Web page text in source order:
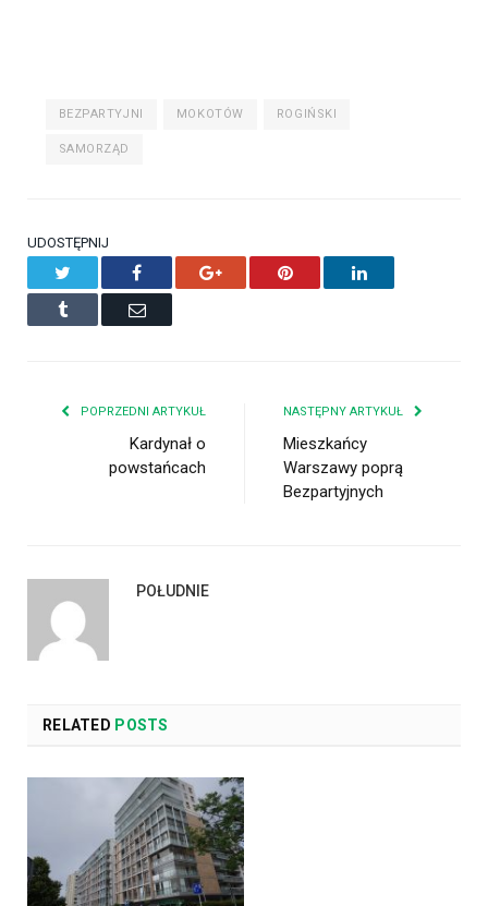
BEZPARTYJNI MOKOTÓW ROGIŃSKI
SAMORZĄD
UDOSTĘPNIJ
Facebook Google+ Pinterest LinkedIn
Tumblr Email
POPRZEDNI ARTYKUŁ
Kardynał o
powstańcach
NASTĘPNY ARTYKUŁ
Mieszkańcy
Warszawy poprą
Bezpartyjnych
POŁUDNIE
RELATED POSTS